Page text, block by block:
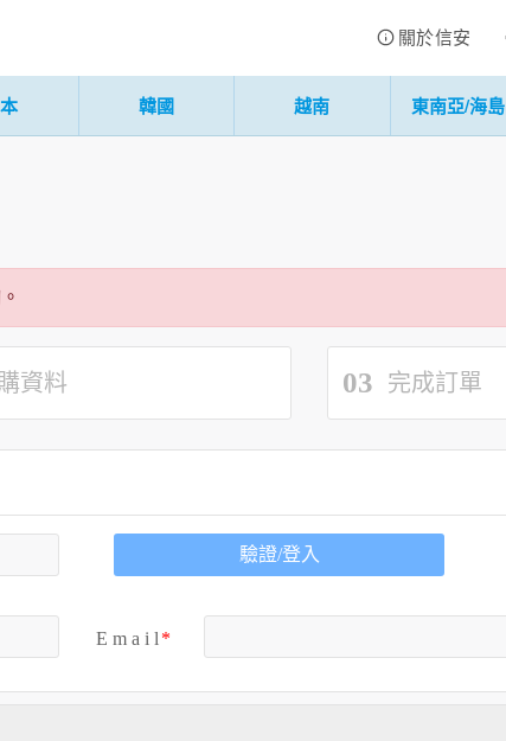
關於信安
韓國 越南 東南亞/海島
資料 03 完成訂單
驗證/登入
E m a i l